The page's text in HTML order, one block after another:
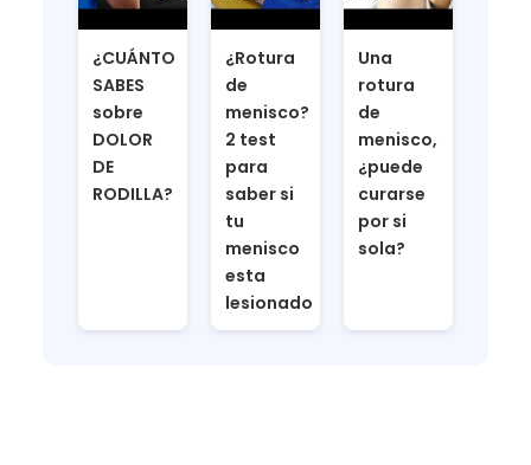
¿CUÁNTO
SABES
sobre
DOLOR
DE
RODILLA?
¿Rotura
de
menisco?
2 test
para
saber si
tu
menisco
esta
lesionado
Una
rotura
de
menisco,
¿puede
curarse
por si
sola?